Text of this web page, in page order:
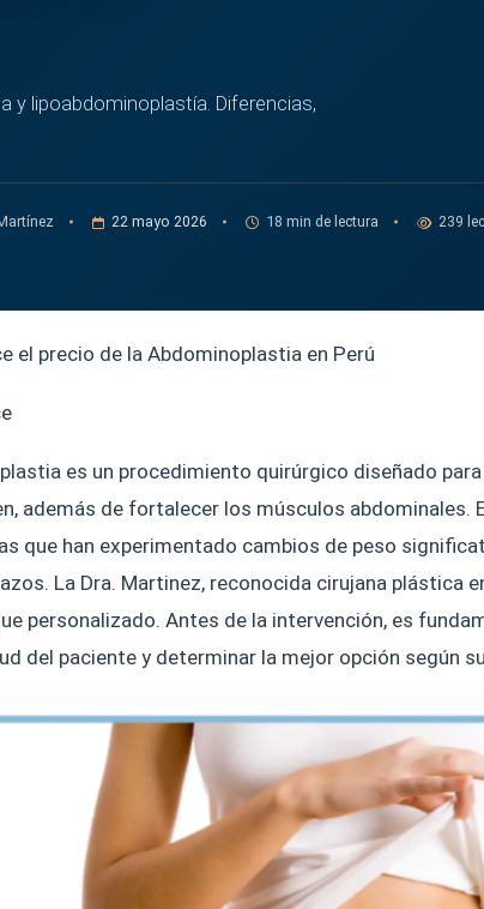
y lipoabdominoplastía. Diferencias,
22 mayo 2026 18 min de lectura 239
el precio de la Abdominoplastia en Perú
es un procedimiento quirúrgico diseñado
además de fortalecer los músculos abdominales.
que han experimentado cambios de peso
La Dra. Martinez, reconocida cirujana plástica
personalizado. Antes de la intervención, es
del paciente y determinar la mejor opción según